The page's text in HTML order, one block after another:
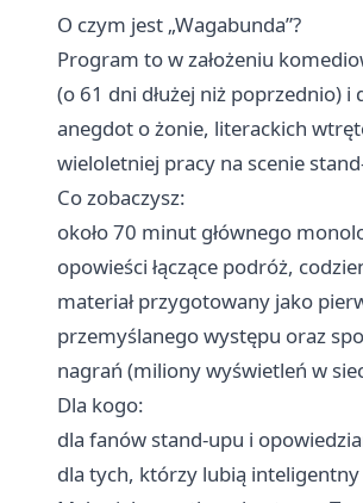
O czym jest „Wagabunda”?
Program to w założeniu
(o 61 dni dłużej niż poprzednio)
anegdot o żonie, literackich
wieloletniej pracy na scenie
Co zobaczysz:
około 70 minut głównego
opowieści łączące podróż,
materiał przygotowany jako
przemyślanego występu oraz
nagrań (miliony wyświetleń w
Dla kogo:
dla fanów stand-upu i
dla tych, którzy lubią